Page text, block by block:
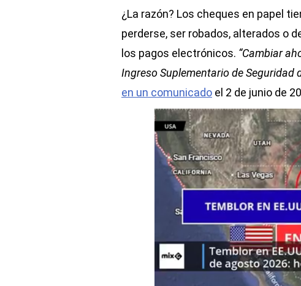
¿La razón? Los cheques en papel
perderse, ser robados, alterados o
los pagos electrónicos. “Cambiar
Ingreso Suplementario de Seguridad
en un comunicado el 2 de junio de